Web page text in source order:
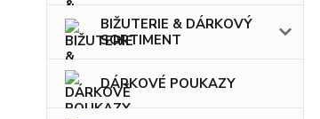
BIŽUTERIE & DÁRKOVÝ
SORTIMENT
DÁRKOVÉ POUKAZY